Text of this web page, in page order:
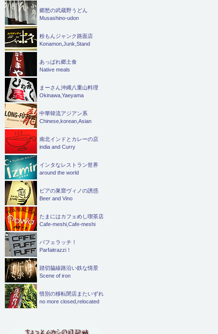
郷愁の武蔵野うどん
Musashino-udon
粉もんジャンク路面店
Konamon,Junk,Stand
あっぱれ郷土食
Native meals
まーさん沖縄八重山料理
Okinawa,Yaeyama
中華韓流アジアン系
Chinese,korean,Asian
南北インドとカレーの店
india and Curry
インタなレストラン世界
around the world
ビアの巣窟ヴィノの誘惑
Beer and Vino
たまにはカフェめし喫茶店
Cafe-meshi,Cafe-meshi
パフェラッチ！
Parfaitrazzi！
踏切脇線路沿い鉄な情景
Scene of iron
惜別の移転閉店またいずれ
no more closed,relocated